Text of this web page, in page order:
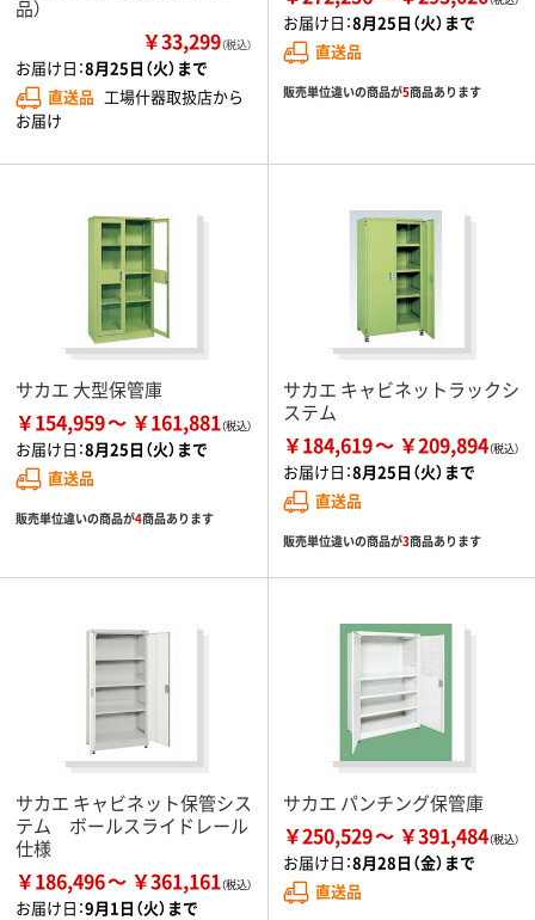
品）
￥33,299（税込）
お届け日：8月25日（火）まで
直送品 工場什器取扱店から
お届け
お届け日：8月25日（火）まで
直送品
販売単位違いの商品が5商品あります
サカエ 大型保管庫
￥154,959 ￥161,881
お届け日：8月25日（火）まで
直送品
販売単位違いの商品が4商品あります
サカエ キャビネットラックシ
ステム
￥184,619 ￥209,894
お届け日：8月25日（火）まで
直送品
販売単位違いの商品が3商品あります
サカエ キャビネット保管シス
テム ボールスライドレール
仕様
￥186,496 ￥361,161
お届け日：9月1日（火）まで
サカエ パンチング保管庫
￥250,529 ￥391,484
お届け日：8月28日（金）まで
直送品